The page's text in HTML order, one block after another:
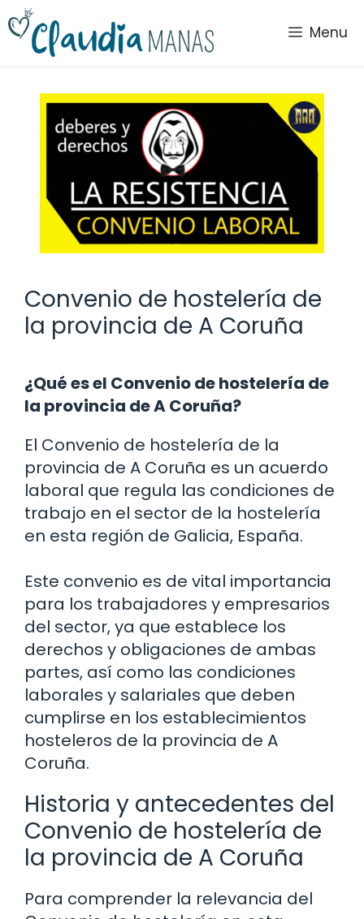
Saltar
al
contenido
Menu
Convenio de hostelería de
la provincia de A Coruña
¿Qué es el Convenio de hostelería de
la provincia de A Coruña?
El Convenio de hostelería de la
provincia de A Coruña es un acuerdo
laboral que regula las condiciones de
trabajo en el sector de la hostelería
en esta región de Galicia, España.
Este convenio es de vital importancia
para los trabajadores y empresarios
del sector, ya que establece los
derechos y obligaciones de ambas
partes, así como las condiciones
laborales y salariales que deben
cumplirse en los establecimientos
hosteleros de la provincia de A
Coruña.
Historia y antecedentes del
Convenio de hostelería de
la provincia de A Coruña
Para comprender la relevancia del